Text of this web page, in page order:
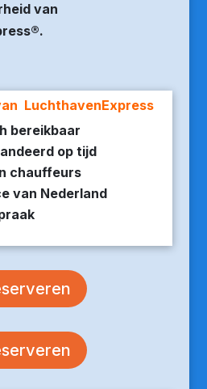
van
LuchthavenExpress
bereikbaar
op tijd
chauffeurs
van Nederland